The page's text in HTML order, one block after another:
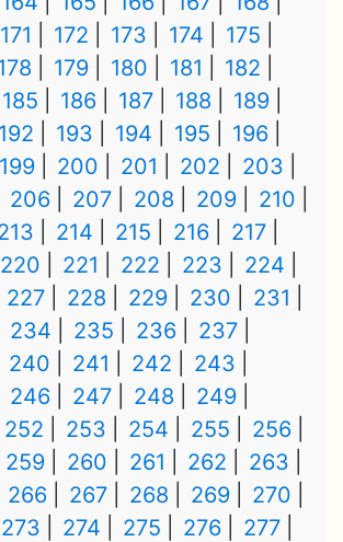
171 172 173 174
175
179 180 181
182
185 186 187 188
189
192 193 194 195
196
199 200 201 202
203
206 207 208 209
210
214 215 216
217
220 221 222 223
224
227 228 229 230
231
234 235 236
237
240 241 242
243
246 247 248
249
252 253 254 255
256
259 260 261 262
263
266 267 268 269
270
273 274 275 276
277